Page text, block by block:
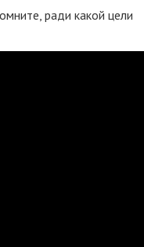
ради какой цели